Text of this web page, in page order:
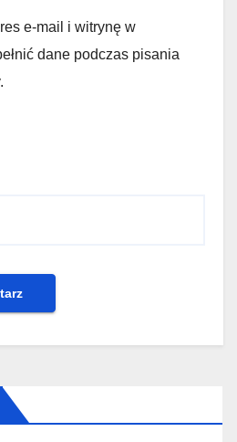
e-mail i witrynę w
dane podczas pisania